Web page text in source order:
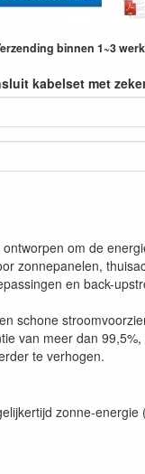
binnen 1~3
kabelset met
om de
zonnepanelen,
en back-
schone
van meer dan
te verhogen.
zonne-